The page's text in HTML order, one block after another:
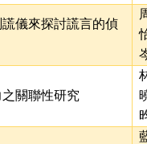
儀來探討謊言的偵
關聯性研究